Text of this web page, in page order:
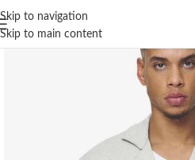
Skip to navigation
Skip to main content